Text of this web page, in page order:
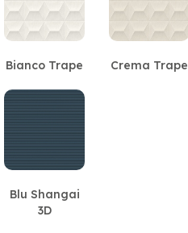
Bianco Trape Crema Trape
Blu Shangai
3D